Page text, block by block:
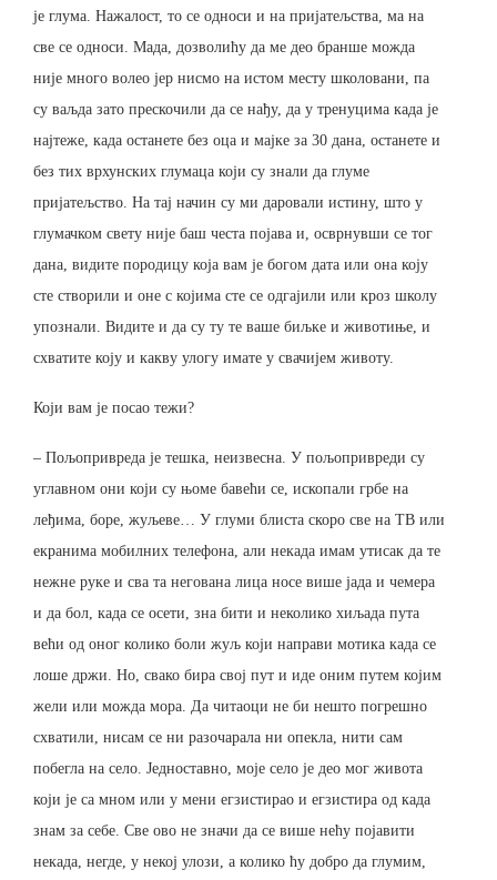
је глума. Нажалост, то се односи и на пријатељства, ма на
све се односи. Мада, дозволићу да ме део бранше можда
није много волео јер нисмо на истом месту школовани, па
су ваљда зато прескочили да се нађу, да у тренуцима када је
најтеже, када останете без оца и мајке за 30 дана, останете и
без тих врхунских глумаца који су знали да глуме
пријатељство. На тај начин су ми даровали истину, што у
глумачком свету није баш честа појава и, осврнувши се тог
дана, видите породицу која вам је богом дата или она коју
сте створили и оне с којима сте се одгајили или кроз школу
упознали. Видите и да су ту те ваше биљке и животиње, и
схватите коју и какву улогу имате у свачијем животу.
Који вам је посао тежи?
– Пољопривреда је тешка, неизвесна. У пољопривреди су
углавном они који су њоме бавећи се, ископали грбе на
леђима, боре, жуљеве… У глуми блиста скоро све на ТВ или
екранима мобилних телефона, али некада имам утисак да те
нежне руке и сва та негована лица носе више јада и чемера
и да бол, када се осети, зна бити и неколико хиљада пута
већи од оног колико боли жуљ који направи мотика када се
лоше држи. Но, свако бира свој пут и иде оним путем којим
жели или можда мора. Да читаоци не би нешто погрешно
схватили, нисам се ни разочарала ни опекла, нити сам
побегла на село. Једноставно, моје село је део мог живота
који је са мном или у мени егзистирао и егзистира од када
знам за себе. Све ово не значи да се више нећу појавити
некада, негде, у некој улози, а колико ћу добро да глумим,